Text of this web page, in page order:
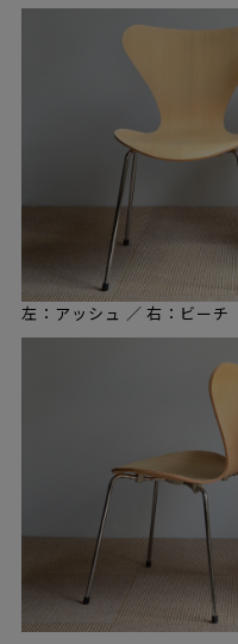
左：アッシュ ／ 右：ビーチ